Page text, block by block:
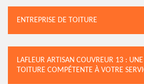
ENTREPRISE DE TOITURE
LAFLEUR ARTISAN COUVREUR 13 :
TOITURE COMPÉTENTE À VOTRE